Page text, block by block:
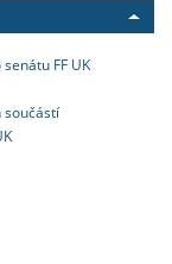
FF UK
součástí